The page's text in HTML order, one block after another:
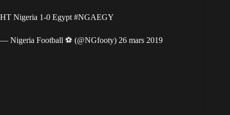
HT Nigeria 1-0 Egypt #NGAEGY
— Nigeria Football ⚽ (@NGfooty) 26 mars 2019